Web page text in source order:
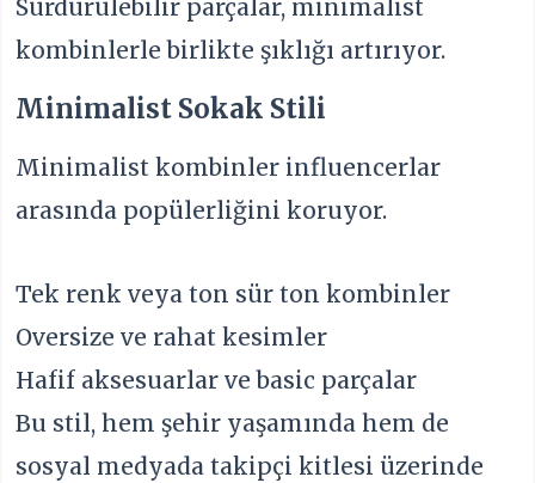
Sürdürülebilir parçalar, minimalist
kombinlerle birlikte şıklığı artırıyor.
Minimalist Sokak Stili
Minimalist kombinler influencerlar
arasında popülerliğini koruyor.
Tek renk veya ton sür ton kombinler
Oversize ve rahat kesimler
Hafif aksesuarlar ve basic parçalar
Bu stil, hem şehir yaşamında hem de
sosyal medyada takipçi kitlesi üzerinde